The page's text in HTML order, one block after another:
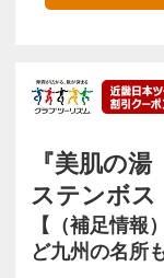
『美肌の
ステンボス
【（補足情報
ど九州の名所